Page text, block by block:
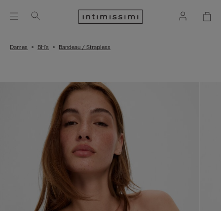
Dames BH's Bandeau / Strapless